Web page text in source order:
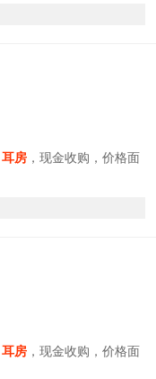
耳房 ，现金收购，价格面
耳房 ，现金收购，价格面